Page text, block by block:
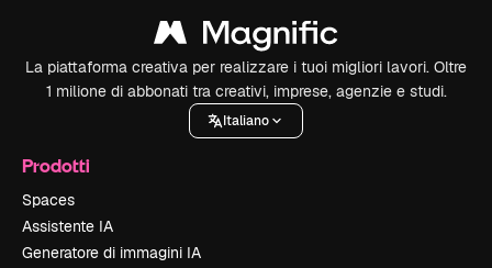
La piattaforma creativa per realizzare i tuoi migliori lavori. Oltre
1 milione di abbonati tra creativi, imprese, agenzie e studi.
Italiano
Prodotti
Spaces
Assistente IA
Generatore di immagini IA